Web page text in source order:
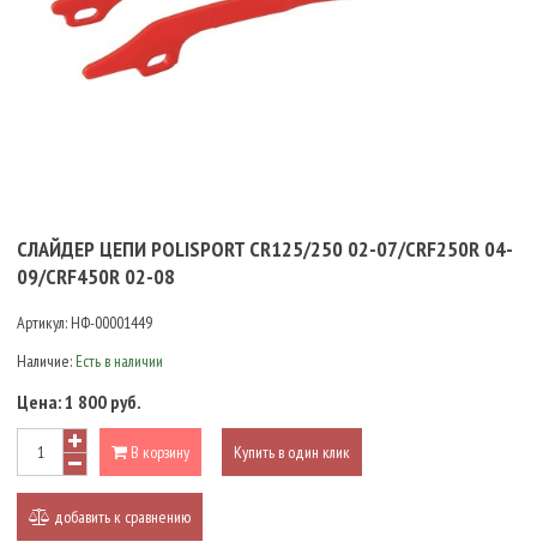
СЛАЙДЕР ЦЕПИ POLISPORT CR125/250 02-07/CRF250R 04-
09/CRF450R 02-08
Артикул: НФ-00001449
Наличие: Есть в наличии
Цена:1 800 руб.
В корзину Купить в один клик
добавить к сравнению